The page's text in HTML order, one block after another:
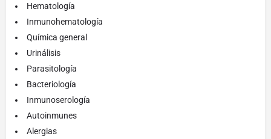
Hematología
Inmunohematología
Química general
Urinálisis
Parasitología
Bacteriología
Inmunoserología
Autoinmunes
Alergias